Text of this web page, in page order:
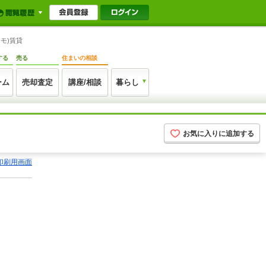
)賃貸
る
ム
売る
売却査定
住まいの相談
講座/相談 暮らし
お気に入りに追加する
刷用画面